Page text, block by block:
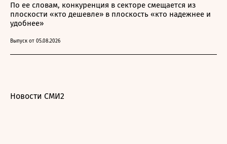
По ее словам, конкуренция в секторе смещается из
плоскости «кто дешевле» в плоскость «кто надежнее и
удобнее»
Выпуск от 05.08.2026
Новости СМИ2